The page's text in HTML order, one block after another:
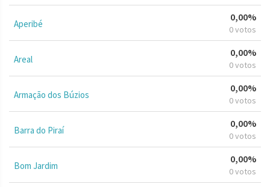
Aperibé
0,00%
0 votos
Areal
0,00%
0 votos
Armação dos Búzios
0,00%
0 votos
Barra do Piraí
0,00%
0 votos
Bom Jardim
0,00%
0 votos